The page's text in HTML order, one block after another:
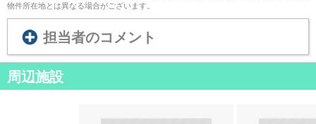
物件所在地とは異なる場合がございます。
担当者のコメント
周辺施設